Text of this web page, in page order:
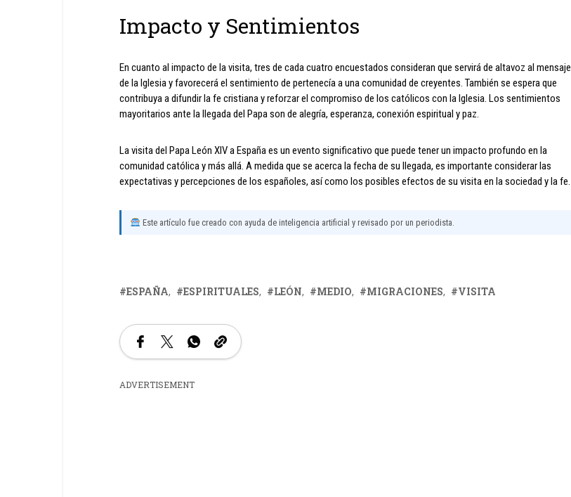
Impacto y Sentimientos
En cuanto al impacto de la visita, tres de cada cuatro encuestados consideran que servirá de altavoz al mensaje
de la Iglesia y favorecerá el sentimiento de pertenecía a una comunidad de creyentes. También se espera que
contribuya a difundir la fe cristiana y reforzar el compromiso de los católicos con la Iglesia. Los sentimientos
mayoritarios ante la llegada del Papa son de alegría, esperanza, conexión espiritual y paz.
La visita del Papa León XIV a España es un evento significativo que puede tener un impacto profundo en la
comunidad católica y más allá. A medida que se acerca la fecha de su llegada, es importante considerar las
expectativas y percepciones de los españoles, así como los posibles efectos de su visita en la sociedad y la fe.
Este artículo fue creado con ayuda de inteligencia artificial y revisado por un periodista.
ESPAÑA ESPIRITUALES LEÓN MEDIO MIGRACIONES VISITA
ADVERTISEMENT